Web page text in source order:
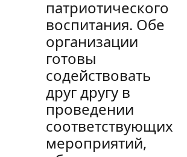
патриотического
воспитания. Обе
организации
готовы
содействовать
друг другу в
проведении
соответствующих
мероприятий,